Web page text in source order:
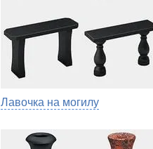
Лавочка на могилу